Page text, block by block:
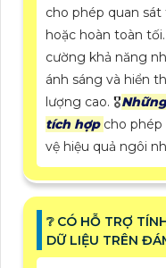
cho phép quan
hoặc hoàn toàn
cường khả năng
ánh sáng và hiển
lượng cao. 🎖️
tích hợp cho phép
vệ hiệu quả ngôi
❔ CÓ HỖ TRỢ
DỮ LIỆU TRÊN